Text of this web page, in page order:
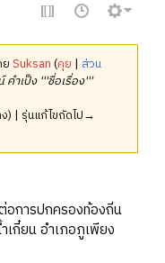
Suksan (คุย | ส่วน
ำเป็ง '''ชื่อเรื่อง'''
) | รุ่นแก้ไขถัดไป→
อการปกครองท้องถิ่น
กี๋ยน อำเภอภูเพียง